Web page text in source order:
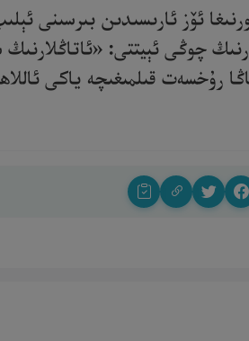
ئۆز ئارىسىدىن بىرسىنى
چوڭى ئېيتتى:
رۇخسەت قىلمىغىچە ياكى